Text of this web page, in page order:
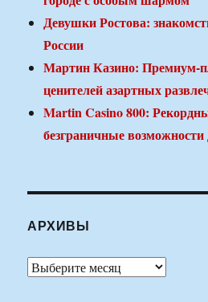
Девушки Ростова:
России
Мартин Казино: Премиум-
ценителей азартных
Martin Casino 800:
безграничные
АРХИВЫ
Архивы